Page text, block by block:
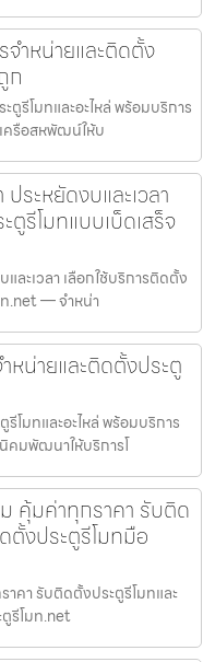
ำหน่ายและติดตั้ง
ก
รีโมทและอะไหล่ พร้อมบริการ
ครือสหพัฒน์ให้บ
ระหยัดงบและเวลา
ตูรีโมทแบบเบ็ดเสร็จ
ละเวลา เลือกใช้บริการติดตั้ง
ท.net — จำหน่า
น่ายและติดตั้งประตู
โมทและอะไหล่ พร้อมบริการ
คมพัฒนาให้บริการโ
ม คุ้มค่าทุกราคา รับติด
ตั้งประตูรีโมทมือ
าคา รับติดตั้งประตูรีโมทและ
รีโมท.net